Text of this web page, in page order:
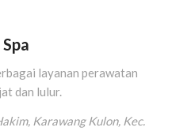
layanan perawatan
dan lulur.
Karawang Kulon, Kec.